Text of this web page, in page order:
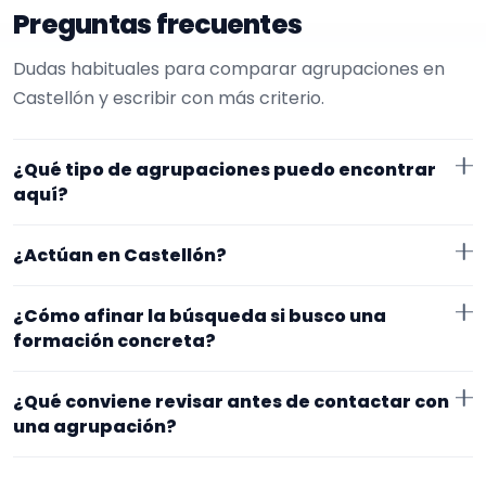
Preguntas frecuentes
Dudas habituales para comparar agrupaciones en
Castellón y escribir con más criterio.
¿Qué tipo de agrupaciones puedo encontrar
aquí?
restaurantes. En esta página la selección está más
repertorio, tamaño de la formación y vídeos antes de
¿Actúan en Castellón?
trabajan en Castellón. Algunos son de la zona y otros
exacto, horarios y posibles gastos.
¿Cómo afinar la búsqueda si busco una
formación concreta?
demasiado específico, cambia el subtipo o quítalo
para abrir la búsqueda. Suele funcionar mejor
¿Qué conviene revisar antes de contactar con
una agrupación?